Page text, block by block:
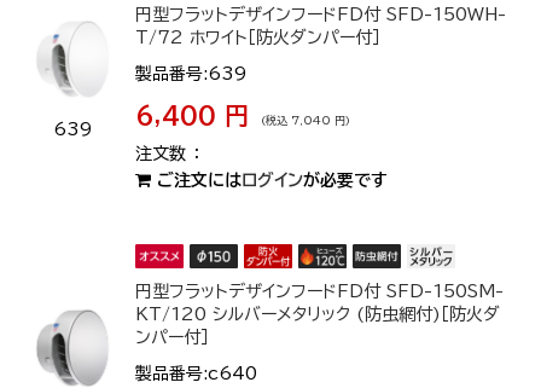
639
円型フラットデザインフードFD付 SFD-150WH-
T/72 ホワイト［防火ダンパー付］
製品番号:639
6,400 円 (税込 7,040 円)
ご注文には ログインが必要です
円型フラットデザインフードFD付 SFD-150SM-
KT/120 シルバーメタリック (防虫網付)［防火ダ
ンパー付］
製品番号:c640